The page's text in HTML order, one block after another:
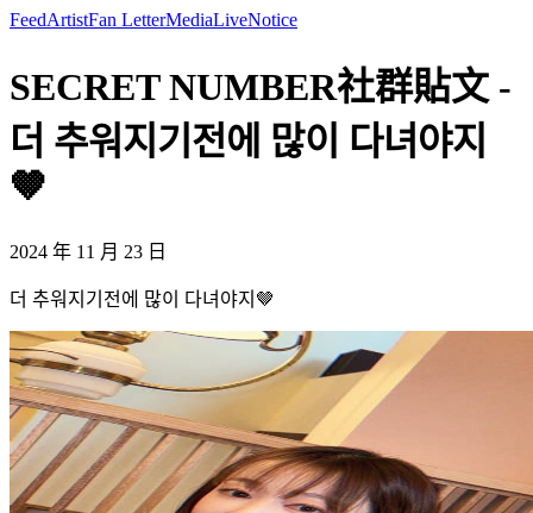
FeedArtistFan LetterMediaLiveNotice
SECRET NUMBER社群貼文 -
더 추워지기전에 많이 다녀야지
🤎
2024 年 11 月 23 日
더 추워지기전에 많이 다녀야지🤎